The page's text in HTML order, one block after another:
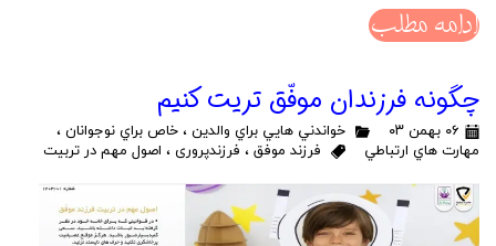
ادامه مطلب
چگونه فرزندان موفّق تریت کنیم
۰۶ بهمن ۰۳ خواندني هايي براي والدين ، خاص براي نوجوانان ،
مهارت هاي ارتباطي
فرزند موفق ، فرزندپروری ، اصول مهم در تربیت